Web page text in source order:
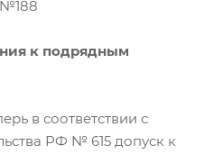
к подрядным
в соответствии с
РФ № 615 допуск к